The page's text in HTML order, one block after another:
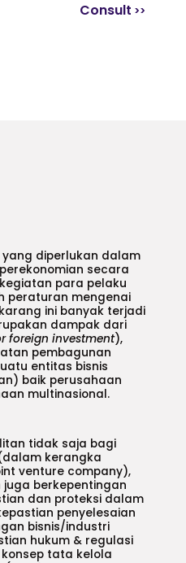
Consult
diperlukan dalam
secara
para pelaku
peraturan mengenai
ini banyak terjadi
dampak dari
foreign investment),
pembagunan
entitas bisnis
baik perusahaan
multinasional.
tidak saja bagi
kerangka
venture company),
berkepentingan
dan proteksi dalam
penyelesaian
bisnis/industri
hukum & regulasi
tata kelola